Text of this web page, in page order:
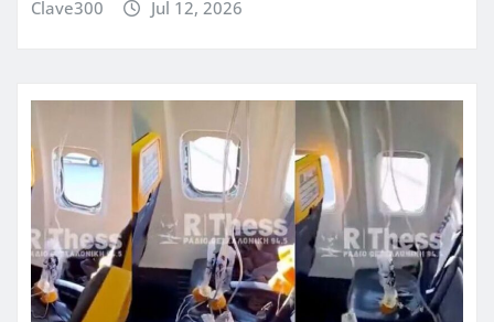
Clave300 Jul 12, 2026